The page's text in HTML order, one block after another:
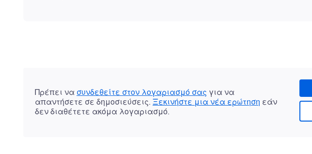
Πρέπει να συνδεθείτε στον λογαριασμό σας για να
απαντήσετε σε δημοσιεύσεις. Ξεκινήστε μια νέα ερώτηση εάν
δεν διαθέτετε ακόμα λογαριασμό.